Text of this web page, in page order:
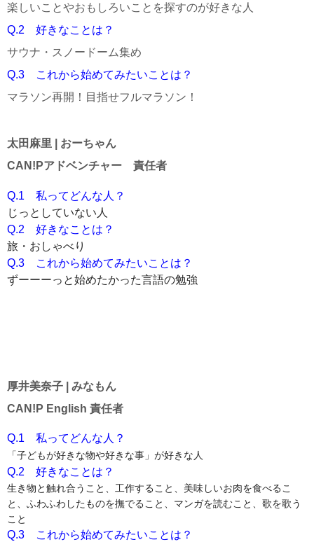
楽しいことやおもしろいことを探すのが好きな人
Q.2 好きなことは？
サウナ・スノードーム集め
Q.3 これから始めてみたいことは？
マラソン再開！目指せフルマラソン！
太田麻里 | おーちゃん
CAN!Pアドベンチャー 責任者
Q.1　私ってどんな人？
じっとしていない人
Q.2　好きなことは？
旅・おしゃべり
Q.3　これから始めてみたいことは？
ずーーーっと始めたかった言語の勉強
厚井美奈子 | みなもん
CAN!P English 責任者
Q.1　私ってどんな人？
「子どもが好きな物や好きな事」が好きな人
Q.2　好きなことは？
生き物と触れ合うこと、工作すること、美味しいお肉を食べるこ
と、ふわふわしたものを撫でること、マンガを読むこと、歌を歌う
こと
Q.3　これから始めてみたいことは？